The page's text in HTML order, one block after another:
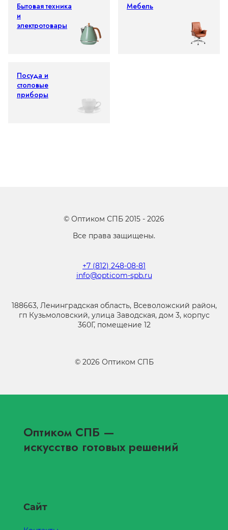
Бытовая техника
и
электротовары
Мебель
Посуда и
столовые
приборы
© Оптиком СПБ 2015 - 2026
Все права защищены.
+7 (812) 248-08-81
info@opticom-spb.ru
188663, Ленинградская область, Всеволожский район,
гп Кузьмоловский, улица Заводская, дом 3, корпус
360Г, помещение 12
© 2026 Оптиком СПБ
Оптиком СПБ —
искусство готовых решений
Сайт